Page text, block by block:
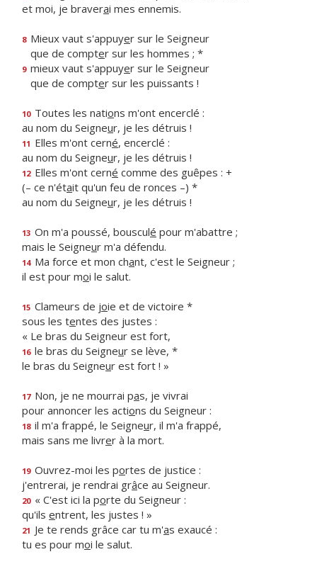
et moi, je braverai mes ennemis.
8 Mieux vaut s'appuyer sur le Seigneur
que de compter sur les hommes ; *
9 mieux vaut s'appuyer sur le Seigneur
que de compter sur les puissants !
10 Toutes les nations m'ont encerclé :
au nom du Seigneur, je les détruis !
11 Elles m'ont cerné, encerclé :
au nom du Seigneur, je les détruis !
12 Elles m'ont cerné comme des guêpes : +
(– ce n'était qu'un feu de ronces –) *
au nom du Seigneur, je les détruis !
13 On m'a poussé, bousculé pour m'abattre ;
mais le Seigneur m'a défendu.
14 Ma force et mon chant, c'est le Seigneur ;
il est pour moi le salut.
15 Clameurs de joie et de victoire *
sous les tentes des justes :
« Le bras du Seigneur est fort,
16 le bras du Seigneur se lève, *
le bras du Seigneur est fort ! »
17 Non, je ne mourrai pas, je vivrai
pour annoncer les actions du Seigneur :
18 il m'a frappé, le Seigneur, il m'a frappé,
mais sans me livrer à la mort.
19 Ouvrez-moi les portes de justice :
j'entrerai, je rendrai grâce au Seigneur.
20 « C'est ici la porte du Seigneur :
qu'ils entrent, les justes ! »
21 Je te rends grâce car tu m'as exaucé :
tu es pour moi le salut.